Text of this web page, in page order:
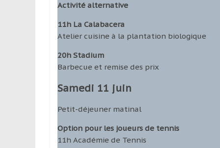
Activité alternative
11h La Calabacera
Atelier cuisine à la plantation biologique
20h Stadium
Barbecue et remise des prix
Samedi 11 juin
Petit-­déjeuner matinal
Option pour les joueurs de tennis
11h Académie de Tennis